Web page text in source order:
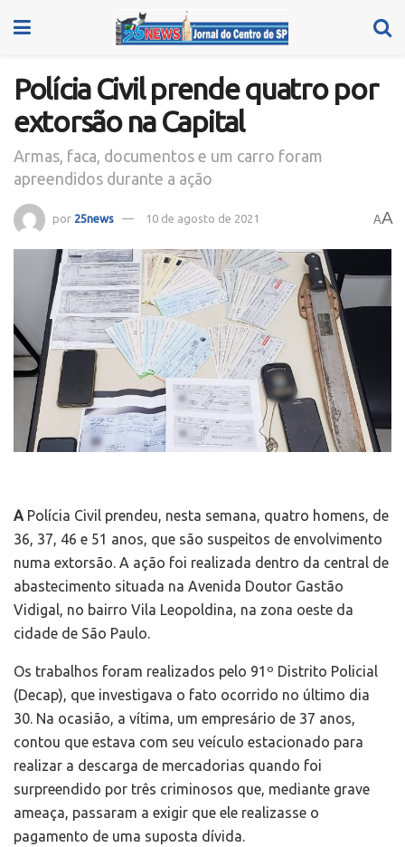
Polícia Civil prende quatro por
extorsão na Capital
Armas, faca, documentos e um carro foram
apreendidos durante a ação
por 25news 10 de agosto de 2021 AA
A Polícia Civil prendeu, nesta semana, quatro homens, de
36, 37, 46 e 51 anos, que são suspeitos de envolvimento
numa extorsão. A ação foi realizada dentro da central de
abastecimento situada na Avenida Doutor Gastão
Vidigal, no bairro Vila Leopoldina, na zona oeste da
cidade de São Paulo.
Os trabalhos foram realizados pelo 91º Distrito Policial
(Decap), que investigava o fato ocorrido no último dia
30. Na ocasião, a vítima, um empresário de 37 anos,
contou que estava com seu veículo estacionado para
realizar a descarga de mercadorias quando foi
surpreendido por três criminosos que, mediante grave
ameaça, passaram a exigir que ele realizasse o
pagamento de uma suposta dívida.